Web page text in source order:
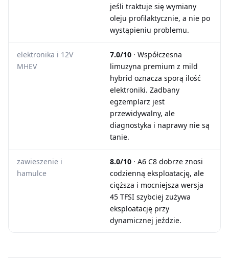
jeśli traktuje się wymiany
oleju profilaktycznie, a nie po
wystąpieniu problemu.
elektronika i 12V
MHEV
7.0/10 · Współczesna
limuzyna premium z mild
hybrid oznacza sporą ilość
elektroniki. Zadbany
egzemplarz jest
przewidywalny, ale
diagnostyka i naprawy nie są
tanie.
zawieszenie i
hamulce
8.0/10 · A6 C8 dobrze znosi
codzienną eksploatację, ale
cięższa i mocniejsza wersja
45 TFSI szybciej zużywa
eksploatację przy
dynamicznej jeździe.